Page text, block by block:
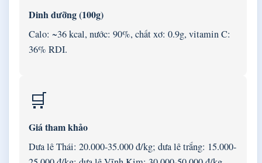
Dinh dưỡng (100g)
Calo: ~36 kcal, nước: 90%, chất xơ: 0.9g, vitamin C:
36% RDI.
🛒
Giá tham khảo
Dưa lê Thái: 20.000-35.000 đ/kg; dưa lê trắng: 15.000-